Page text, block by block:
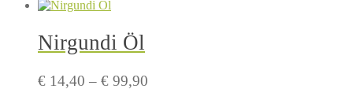
Nirgundi Öl
€ 14,40 – € 99,90